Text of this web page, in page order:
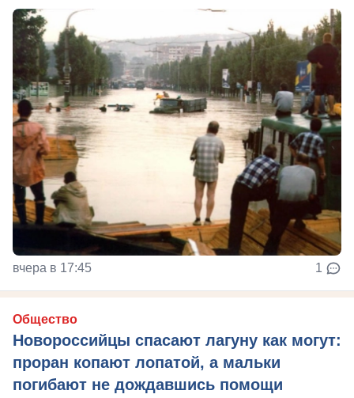
вчера в 17:45 1
Общество
Новороссийцы спасают лагуну как могут:
проран копают лопатой, а мальки
погибают не дождавшись помощи